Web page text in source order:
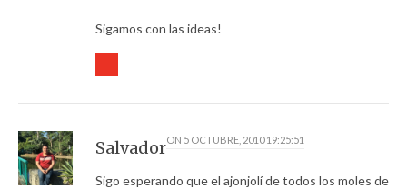
Sigamos con las ideas!
SalvadorON 5 OCTUBRE, 2010 19:25:51
Sigo esperando que el ajonjolí de todos los moles de